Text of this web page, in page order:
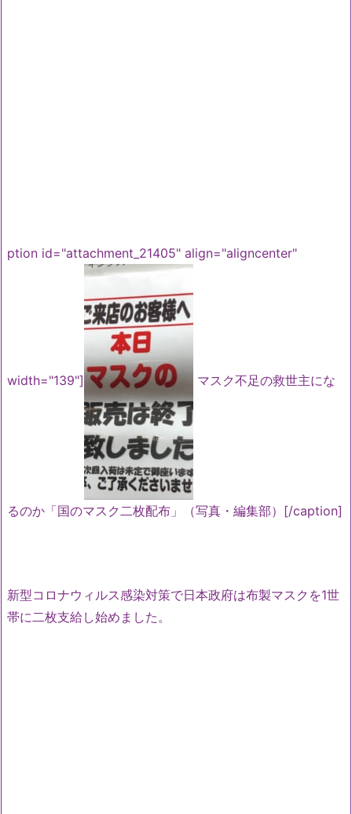
ption id="attachment_21405" align="aligncenter"
width="139"] マスク不足の救世主にな
るのか「国のマスク二枚配布」（写真・編集部）[/caption]
新型コロナウィルス感染対策で日本政府は布製マスクを1世
帯に二枚支給し始めました。